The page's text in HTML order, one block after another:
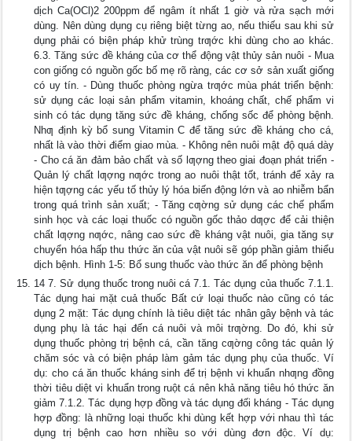
dịch Ca(OCl)2 200ppm để ngâm ít nhất 1 giờ và rửa sạch mới
dùng. Nên dùng dụng cụ riêng biệt từng ao, nếu thiếu sau khi sử
dụng phải có biện pháp khử trùng trƣớc khi dùng cho ao khác.
6.3. Tăng sức đề kháng của cơ thể động vật thủy sản nuôi - Mua
con giống có nguồn gốc bố mẹ rõ ràng, các cơ sở sản xuất giống
có uy tín. - Dùng thuốc phòng ngừa trƣớc mùa phát triển bệnh:
sử dụng các loại sản phẩm vitamin, khoáng chất, chế phẩm vi
sinh có tác dụng tăng sức đề kháng, chống sốc để phòng bệnh.
Nhƣ định kỳ bổ sung Vitamin C để tăng sức đề kháng cho cá,
nhất là vào thời điểm giao mùa. - Không nên nuôi mật độ quá dày
- Cho cá ăn đảm bảo chất và số lƣợng theo giai đoạn phát triển -
Quản lý chất lƣợng nƣớc trong ao nuôi thật tốt, tránh để xảy ra
hiện tƣợng các yếu tố thủy lý hóa biến động lớn và ao nhiễm bẩn
trong quá trình sản xuất; - Tăng cƣờng sử dụng các chế phẩm
sinh học và các loại thuốc có nguồn gốc thảo dƣợc để cải thiện
chất lƣợng nƣớc, nâng cao sức đề kháng vật nuôi, gia tăng sự
chuyển hóa hấp thu thức ăn của vật nuôi sẽ góp phần giảm thiểu
dịch bệnh. Hình 1-5: Bổ sung thuốc vào thức ăn để phòng bệnh
14 7. Sử dụng thuốc trong nuôi cá 7.1. Tác dụng của thuốc 7.1.1.
Tác dụng hai mặt cuả thuốc Bất cứ loại thuốc nào cũng có tác
dụng 2 mặt: Tác dụng chính là tiêu diệt tác nhân gây bệnh và tác
dụng phụ là tác hại đến cá nuôi và môi trƣờng. Do đó, khi sử
dụng thuốc phòng trị bệnh cá, cần tăng cƣờng công tác quản lý
chăm sóc và có biện pháp làm gảm tác dụng phụ của thuốc. Ví
dụ: cho cá ăn thuốc kháng sinh để trị bệnh vi khuẩn nhƣng đồng
thời tiêu diệt vi khuẩn trong ruột cá nên khả năng tiêu hó thức ăn
giảm 7.1.2. Tác dụng hợp đồng và tác dụng đối kháng - Tác dụng
hợp đồng: là những loại thuốc khi dùng kết hợp với nhau thì tác
dụng trị bệnh cao hơn nhiều so với dùng đơn độc. Ví dụ: